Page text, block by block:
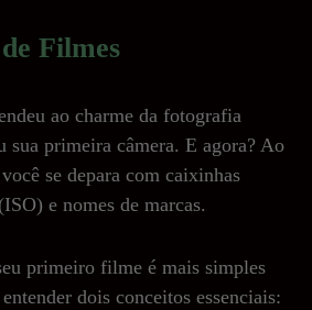
Filmes
ao charme da fotografia
sua primeira câmera. E agora? Ao
se depara com caixinhas
e nomes de marcas.
primeiro filme é mais simples
dois conceitos essenciais: